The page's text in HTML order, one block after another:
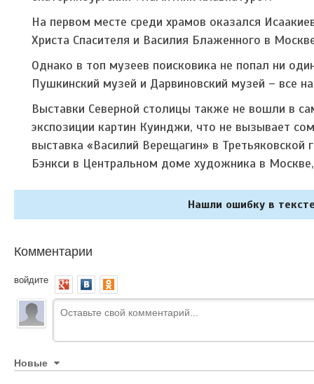
На первом месте среди храмов оказался
Христа Спасителя и Василия Блаженного в
Однако в топ музеев поисковика не попал ни
Пушкинский музей и Дарвиновский музей – все
Выставки Северной столицы также не вошли в
экспозиции картин Куинджи, что не вызывает
выставка «Василий Верещагин» в Третьяковской
Бэнкси в Центральном доме художника в
Нашли ошибку в
Комментарии
войдите
Новые